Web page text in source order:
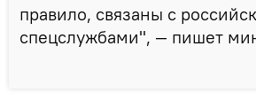
правило, связаны с
спецслужбами", — пишет